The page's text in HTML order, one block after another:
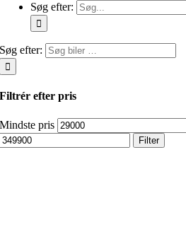
Søg efter:
Søg efter:
Filtrér efter pris
Mindste pris
Filter